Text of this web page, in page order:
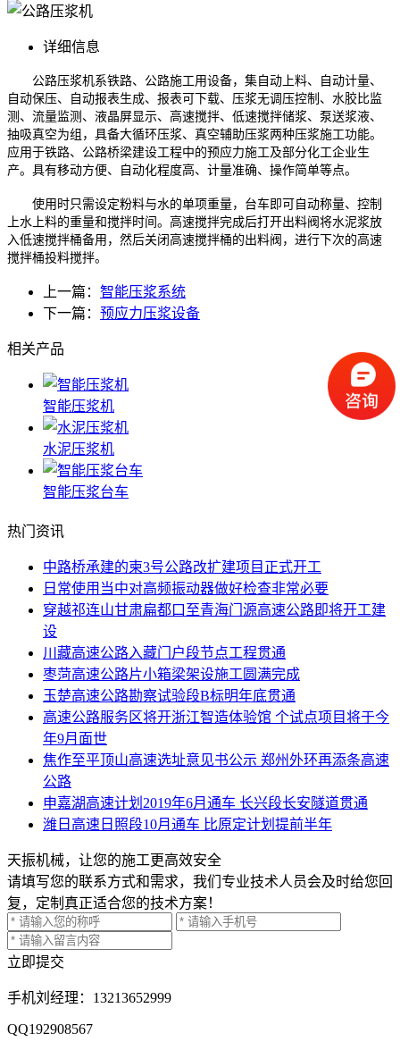
详细信息
公路压浆机系铁路、公路施工用设备，集自动上料、自动计量、
自动保压、自动报表生成、报表可下载、压浆无调压控制、水胶比监
测、流量监测、液晶屏显示、高速搅拌、低速搅拌储浆、泵送浆液、
抽吸真空为组，具备大循环压浆、真空辅助压浆两种压浆施工功能。
应用于铁路、公路桥梁建设工程中的预应力施工及部分化工企业生
产。具有移动方便、自动化程度高、计量准确、操作简单等点。
使用时只需设定粉料与水的单项重量，台车即可自动称量、控制
上水上料的重量和搅拌时间。高速搅拌完成后打开出料阀将水泥浆放
入低速搅拌桶备用，然后关闭高速搅拌桶的出料阀，进行下次的高速
搅拌桶投料搅拌。
上一篇： 智能压浆系统
下一篇： 预应力压浆设备
相关产品
智能压浆机
水泥压浆机
智能压浆台车
热门资讯
中路桥承建的柬3号公路改扩建项目正式开工
日常使用当中对高频振动器做好检查非常必要
穿越祁连山甘肃扁都口至青海门源高速公路即将开工建
设
川藏高速公路入藏门户段节点工程贯通
枣菏高速公路片小箱梁架设施工圆满完成
玉楚高速公路勘察试验段B标明年底贯通
高速公路服务区将开浙江智造体验馆 个试点项目将于今
年9月面世
焦作至平顶山高速选址意见书公示 郑州外环再添条高速
公路
申嘉湖高速计划2019年6月通车 长兴段长安隧道贯通
潍日高速日照段10月通车 比原定计划提前半年
天振机械，让您的施工更高效安全
请填写您的联系方式和需求，我们专业技术人员会及时给您回
复，定制真正适合您的技术方案！
立即提交
手机刘经理：13213652999
QQ192908567